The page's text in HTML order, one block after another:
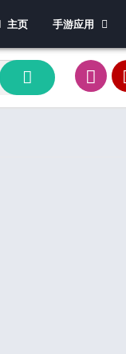
主页
手游应用
休闲游戏
冒险游戏